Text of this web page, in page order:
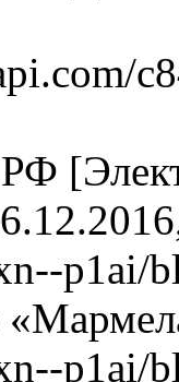
p1ai/
p1ai/